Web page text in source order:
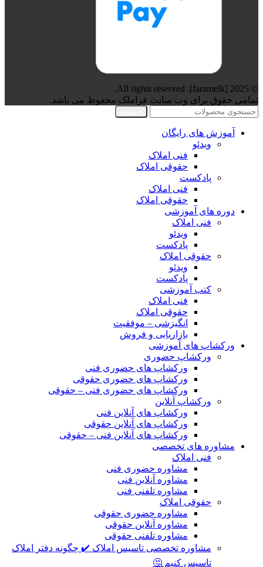
© 2025 [faramelk]. All rights reserved.
تمامی حقوق برای وب سایت فراملک محفوظ می باشد.
آموزش های رایگان
ویدئو
فنی املاک
حقوقی املاک
پادکست
فنی املاک
حقوقی املاک
دوره های آموزشی
فنی املاک
ویدئو
پادکست
حقوقی املاک
ویدئو
پادکست
کتب آموزشی
فنی املاک
حقوقی املاک
انگیزشی – موفقیت
بازاریابی و فروش
ورکشاپ های آموزشی
ورکشاپ حضوری
ورکشاپ های حضوری فنی
ورکشاپ های حضوری حقوقی
ورکشاپ های حضوری فنی – حقوقی
ورکشاپ آنلاین
ورکشاپ های آنلاین فنی
ورکشاپ های آنلاین حقوقی
ورکشاپ های آنلاین فنی – حقوقی
مشاوره های تخصصی
فنی املاک
مشاوره حضوری فنی
مشاوره آنلاین فنی
مشاوره تلفنی فنی
حقوقی املاک
مشاوره حضوری حقوقی
مشاوره آنلاین حقوقی
مشاوره تلفنی حقوقی
مشاوره تخصصی تاسیس املاک ✔️ چگونه دفتر املاک
تاسیس کنیم 🤔